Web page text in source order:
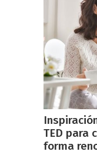
TED para
forma